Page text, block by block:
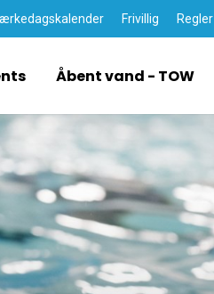
Frivillig Regler
Åbent vand - TOW